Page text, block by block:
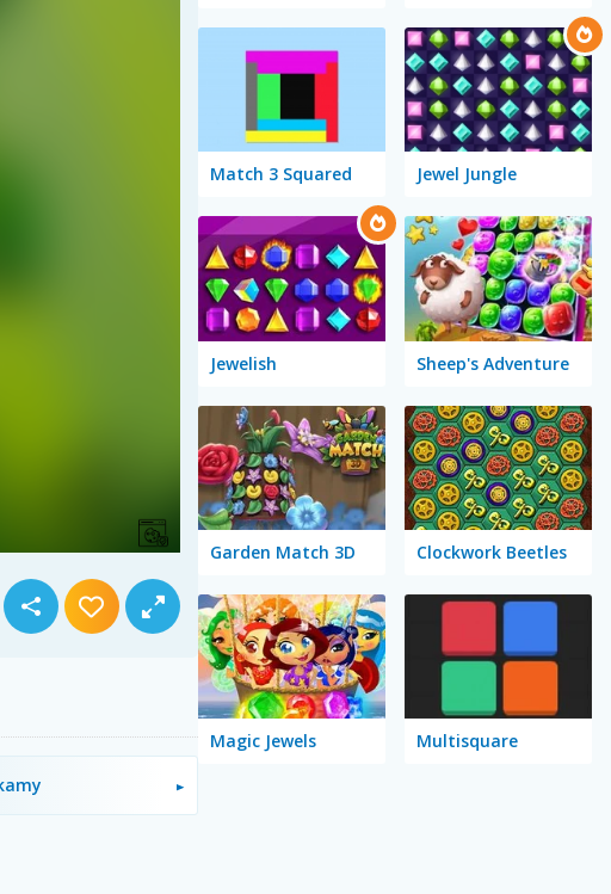
Match 3 Squared Jewel Jungle
Jewelish Sheep's Adventure
Garden Match 3D Clockwork Beetles
Magic Jewels Multisquare